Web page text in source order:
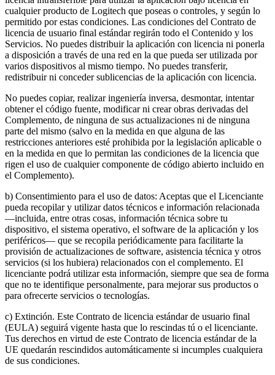
cualquier producto de Logitech que poseas o controles, y según lo
permitido por estas condiciones. Las condiciones del Contrato de
licencia de usuario final estándar regirán todo el Contenido y los
Servicios. No puedes distribuir la aplicación con licencia ni ponerla
a disposición a través de una red en la que pueda ser utilizada por
varios dispositivos al mismo tiempo. No puedes transferir,
redistribuir ni conceder sublicencias de la aplicación con licencia.
No puedes copiar, realizar ingeniería inversa, desmontar, intentar
obtener el código fuente, modificar ni crear obras derivadas del
Complemento, de ninguna de sus actualizaciones ni de ninguna
parte del mismo (salvo en la medida en que alguna de las
restricciones anteriores esté prohibida por la legislación aplicable o
en la medida en que lo permitan las condiciones de la licencia que
rigen el uso de cualquier componente de código abierto incluido en
el Complemento).
b) Consentimiento para el uso de datos: Aceptas que el Licenciante
pueda recopilar y utilizar datos técnicos e información relacionada
—incluida, entre otras cosas, información técnica sobre tu
dispositivo, el sistema operativo, el software de la aplicación y los
periféricos— que se recopila periódicamente para facilitarte la
provisión de actualizaciones de software, asistencia técnica y otros
servicios (si los hubiera) relacionados con el complemento. El
licenciante podrá utilizar esta información, siempre que sea de forma
que no te identifique personalmente, para mejorar sus productos o
para ofrecerte servicios o tecnologías.
c) Extinción. Este Contrato de licencia estándar de usuario final
(EULA) seguirá vigente hasta que lo rescindas tú o el licenciante.
Tus derechos en virtud de este Contrato de licencia estándar de la
UE quedarán rescindidos automáticamente si incumples cualquiera
de sus condiciones.